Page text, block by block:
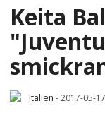
Keita
Italien -2017-05-